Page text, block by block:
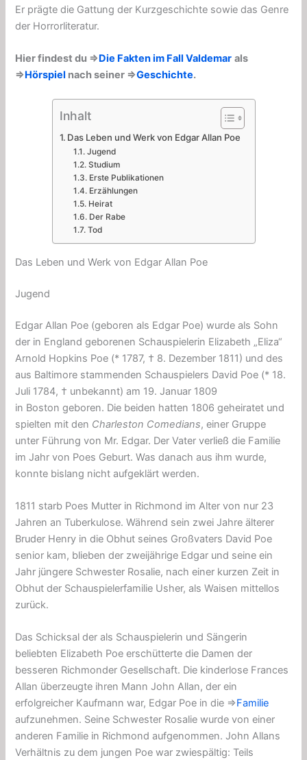
Er prägte die Gattung der Kurzgeschichte sowie das Genre
der Horrorliteratur.
Hier findest du ⇒Die Fakten im Fall Valdemar als
⇒Hörspiel nach seiner ⇒Geschichte.
Inhalt
Das Leben und Werk von Edgar Allan Poe
Jugend
Studium
Erste Publikationen
Erzählungen
Heirat
Der Rabe
Tod
Das Leben und Werk von Edgar Allan Poe
Jugend
Edgar Allan Poe (geboren als Edgar Poe) wurde als Sohn
der in England geborenen Schauspielerin Elizabeth „Eliza“
Arnold Hopkins Poe (* 1787, † 8. Dezember 1811) und des
aus Baltimore stammenden Schauspielers David Poe (* 18.
Juli 1784, † unbekannt) am 19. Januar 1809
in Boston geboren. Die beiden hatten 1806 geheiratet und
spielten mit den Charleston Comedians, einer Gruppe
unter Führung von Mr. Edgar. Der Vater verließ die Familie
im Jahr von Poes Geburt. Was danach aus ihm wurde,
konnte bislang nicht aufgeklärt werden.
1811 starb Poes Mutter in Richmond im Alter von nur 23
Jahren an Tuberkulose. Während sein zwei Jahre älterer
Bruder Henry in die Obhut seines Großvaters David Poe
senior kam, blieben der zweijährige Edgar und seine ein
Jahr jüngere Schwester Rosalie, nach einer kurzen Zeit in
Obhut der Schauspielerfamilie Usher, als Waisen mittellos
zurück.
Das Schicksal der als Schauspielerin und Sängerin
beliebten Elizabeth Poe erschütterte die Damen der
besseren Richmonder Gesellschaft. Die kinderlose Frances
Allan überzeugte ihren Mann John Allan, der ein
erfolgreicher Kaufmann war, Edgar Poe in die ⇒Familie
aufzunehmen. Seine Schwester Rosalie wurde von einer
anderen Familie in Richmond aufgenommen. John Allans
Verhältnis zu dem jungen Poe war zwiespältig: Teils